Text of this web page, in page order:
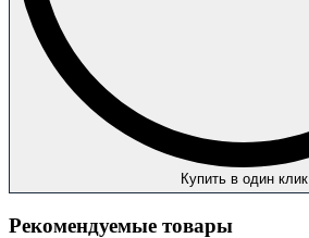
Купить в один клик
Рекомендуемые товары